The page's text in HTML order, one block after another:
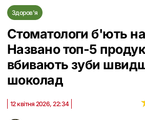
Здоров'я
Стоматологи б'ють
Названо топ-5
вбивають зуби
шоколад
12 квітня 2026, 22:34